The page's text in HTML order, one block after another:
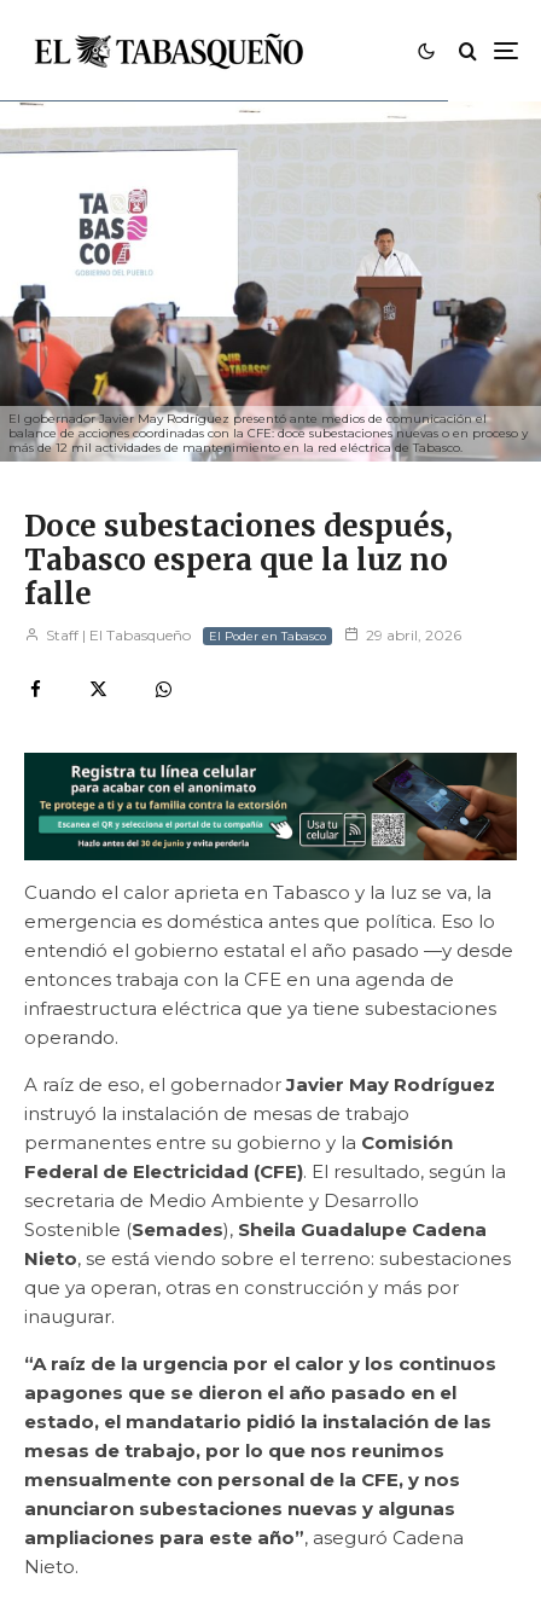
El gobernador Javier May Rodríguez presentó ante medios de comunicación el
balance de acciones coordinadas con la CFE: doce subestaciones nuevas o en proceso y
más de 12 mil actividades de mantenimiento en la red eléctrica de Tabasco.
Doce subestaciones después,
Tabasco espera que la luz no
falle
Staff | El Tabasqueño El Poder en Tabasco 29 abril, 2026
Cuando el calor aprieta en Tabasco y la luz se va, la
emergencia es doméstica antes que política. Eso lo
entendió el gobierno estatal el año pasado —y desde
entonces trabaja con la CFE en una agenda de
infraestructura eléctrica que ya tiene subestaciones
operando.
A raíz de eso, el gobernadorJavier May Rodríguez
instruyó la instalación de mesas de trabajo
permanentes entre su gobierno y la Comisión
Federal de Electricidad (CFE). El resultado, según la
secretaria de Medio Ambiente y Desarrollo
Sostenible (Semades), Sheila Guadalupe Cadena
Nieto, se está viendo sobre el terreno: subestaciones
que ya operan, otras en construcción y más por
inaugurar.
“A raíz de la urgencia por el calor y los continuos
apagones que se dieron el año pasado en el
estado, el mandatario pidió la instalación de las
mesas de trabajo, por lo que nos reunimos
mensualmente con personal de la CFE, y nos
anunciaron subestaciones nuevas y algunas
ampliaciones para este año”, aseguró Cadena
Nieto.